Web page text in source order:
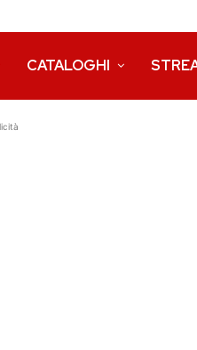
CATALOGHI